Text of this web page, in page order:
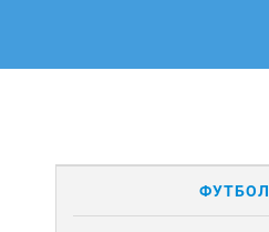
ФУТБОЛ